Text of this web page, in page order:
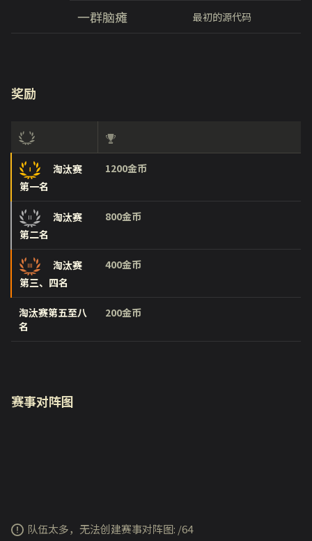
一群脑瘫 最初的源代码
奖励
淘汰赛
第一名
1200金币
淘汰赛
第二名
800金币
淘汰赛
第三、四名
400金币
淘汰赛第五至八
名
200金币
赛事对阵图
队伍太多，无法创建赛事对阵图: /64